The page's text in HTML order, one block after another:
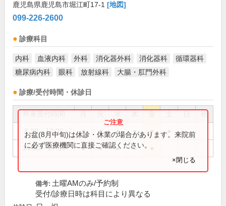
鹿児島県鹿児島市堀江町17-1 [地図]
099-226-2600
診療科目
内科 血液内科 外科 消化器外科 消化器科
循環器科
糖尿病内科
眼科 放射線科 大腸・肛門外科
診療/受付時間・休診日
祝
8:30～12:30 ● ● ● ● ●
14:00～17:30 ● ● ● ●
お盆(8月中旬)は休診・休業の場合があります。来院前
に必ず医療機関に直接ご確認ください。
×閉じる
備考: 土曜AMのみ/予約制
受付/診療日時は科目により異なる